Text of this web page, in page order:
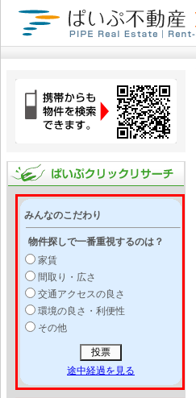
みんなのこだわり
物件探しで一番重視するのは？
家賃
間取り・広さ
交通アクセスの良さ
環境の良さ・利便性
その他
途中経過を見る